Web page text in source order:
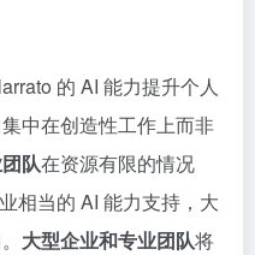
的 AI 能力提升个人
中在创造性工作上而非
队在资源有限的情况
相当的 AI 能力支持，大
大型企业和专业团队将